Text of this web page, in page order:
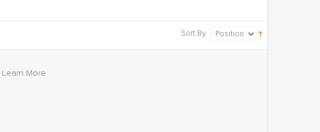
Sort By
Learn More